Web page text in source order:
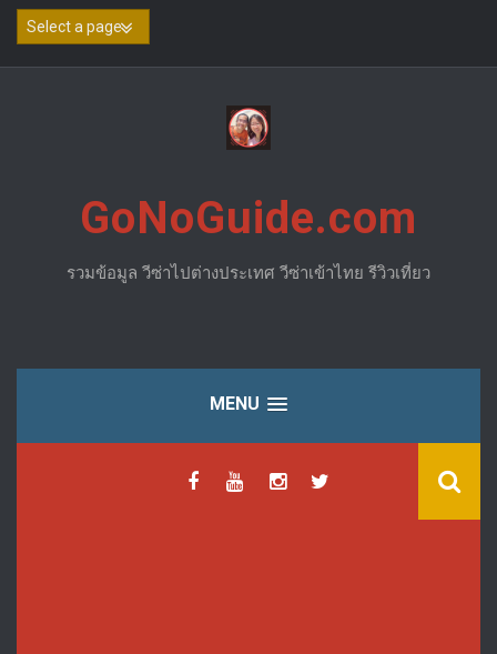
Skip
GoNoGuide.com
รวมข้อมูล วีซ่าไปต่างประเทศ วีซ่าเข้าไทย รีวิวเที่ยว
MENU